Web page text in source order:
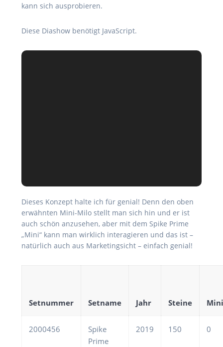
kann sich ausprobieren.
Diese Diashow benötigt JavaScript.
Dieses Konzept halte ich für genial! Denn den oben
erwähnten Mini-Milo stellt man sich hin und er ist
auch schön anzusehen, aber mit dem Spike Prime
„Mini“ kann man wirklich interagieren und das ist –
natürlich auch aus Marketingsicht – einfach genial!
Setnummer Setname Jahr Steine
2000456
Spike
Prime
2019 150 0